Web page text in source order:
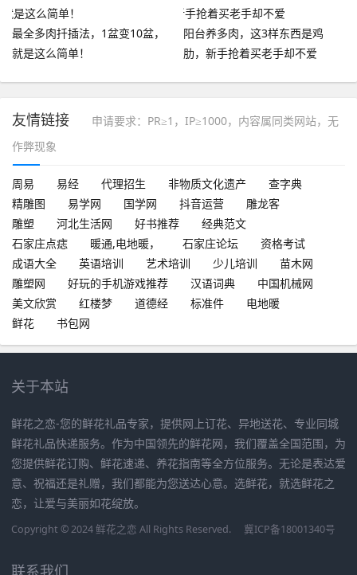
最全多肉扦插法，1盆变10盆，
就是这么简单！
阳台养多肉，这3样东西是鸡
肋，新手抢着买老手却不爱
友情链接
申请要求：PR≥1，IP≥1000，内容属同类网站，无
作弊现象
周易 易经 代理招生 非物质文化遗产
查字典
精雕图
易学网 国学网 抖音运营
雕龙客
雕塑
河北生活网 好书推荐
经典范文
石家庄点痣
暖通,电地暖， 石家庄论坛
资格考试
成语大全
英语培训 艺术培训 少儿培训
苗木网
雕塑网
好玩的手机游戏推荐 汉语词典
中国机械网
美文欣赏
红楼梦 道德经 标准件
电地暖
鲜花
书包网
关于本站
鲜花之恋-您的鲜花礼品专家，提供网上订花、异地送花、专业同城
鲜花礼品快递服务。作为中国领先的鲜花网，我们覆盖全国范围，为
您提供鲜花订购、鲜花速递、养花指南等全方位服务。无论是表达爱
意、祝福还是礼赠，我们都能为您送达心意。选鲜花，就选鲜花之
恋，让爱与美丽如花绽放。
Copyright © 2024 鲜花之恋 All Rights Reserved. 冀ICP备18001340号